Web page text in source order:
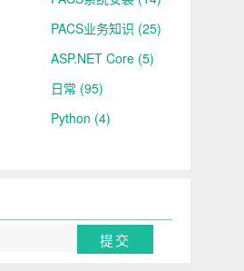
PACS业务知识 (25)
ASP.NET Core (5)
日常 (95)
Python (4)